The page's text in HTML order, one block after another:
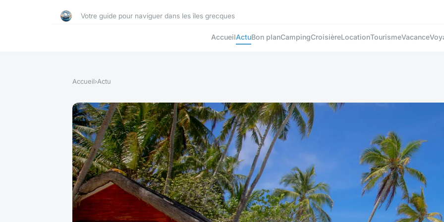
Votre guide pour naviguer dans les îles grecques
AccueilActuBon planCampingCroisièreLocationTourismeVacance
Accueil›Actu